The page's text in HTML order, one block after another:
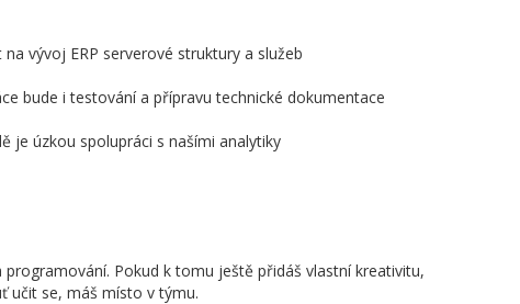
vývoj ERP serverové struktury a služeb
bude i testování a přípravu technické dokumentace
je úzkou spolupráci s našími analytiky
programování. Pokud k tomu ještě přidáš vlastní kreativitu,
učit se, máš místo v týmu.